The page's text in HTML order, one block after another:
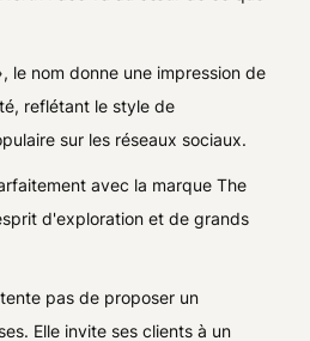
le nom donne une impression de
reflétant le style de
sur les réseaux sociaux.
avec la marque The
d'exploration et de grands
pas de proposer un
Elle invite ses clients à un